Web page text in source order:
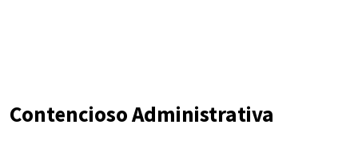
Contencioso Administrativa